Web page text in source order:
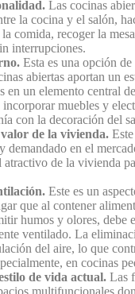
Las cocinas
la cocina y el salón,
comida, recoger la
interrupciones.
Esta es una opción
abiertas aportan un
en un elemento central
incorporar muebles y
con la decoración del
de la vivienda.
demandado en el
atractivo de la vivienda
Este es un
que al contener
humos y olores, debe
ventilado. La
del aire, lo que
en cocinas
de vida actual. Las
multifuncionales